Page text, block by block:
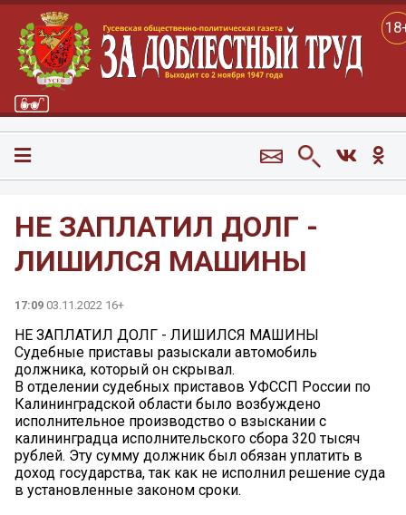
НЕ ЗАПЛАТИЛ ДОЛГ -
ЛИШИЛСЯ МАШИНЫ
17:09 03.11.2022 16+
НЕ ЗАПЛАТИЛ ДОЛГ - ЛИШИЛСЯ МАШИНЫ
Судебные приставы разыскали автомобиль
должника, который он скрывал.
В отделении судебных приставов УФССП России по
Калининградской области было возбуждено
исполнительное производство о взыскании с
калининградца исполнительского сбора 320 тысяч
рублей. Эту сумму должник был обязан уплатить в
доход государства, так как не исполнил решение суда
в установленные законом сроки.